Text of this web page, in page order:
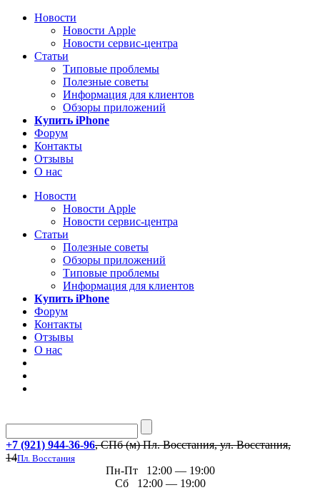
Новости
Новости Apple
Новости сервис-центра
Статьи
Типовые проблемы
Полезные советы
Информация для клиентов
Обзоры приложений
Купить iPhone
Форум
Контакты
Отзывы
О нас
Новости
Новости Apple
Новости сервис-центра
Статьи
Полезные советы
Обзоры приложений
Типовые проблемы
Информация для клиентов
Купить iPhone
Форум
Контакты
Отзывы
О нас
+7 (921) 944-36-96, СПб (м) Пл. Восстания, ул. Восстания,
14Пл. Восстания
Пн-Пт 12:00 — 19:00
Сб 12:00 — 19:00